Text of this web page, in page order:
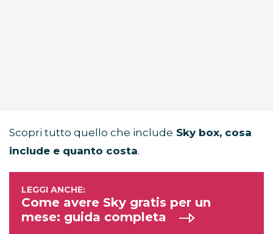
Scopri tutto quello che include Sky box, cosa
include e quanto costa.
Come avere Sky gratis per un
mese: guida completa